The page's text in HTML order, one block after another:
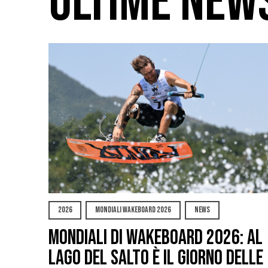
2026 MONDIALI WAKEBOARD 2026 NEWS
Mondiali di Wakeboard 2026: al
Lago del Salto è il giorno delle